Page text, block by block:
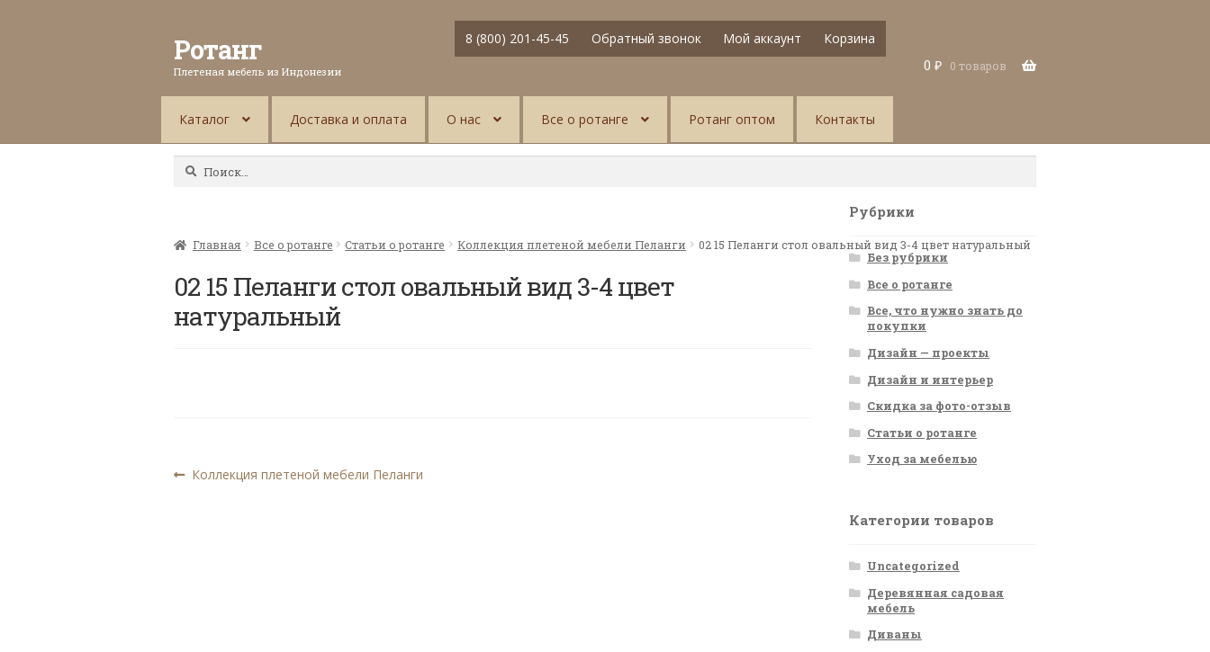
Ротанг
Плетеная мебель из Индонезии
8 (800) 201-45-45 Обратный звонок Мой аккаунт
Корзина
0 ₽ 0 товаров
Каталог Доставка и оплата О нас Все о ротанге Ротанг оптом Контакты
Найти:
Главная Все о ротанге Статьи о ротанге Коллекция плетеной мебели Пеланги 02 15 Пеланги стол овальный вид 3-4 цвет натуральный
02 15 Пеланги стол овальный вид 3-4 цвет
натуральный
Навигация
Предыдущая
Коллекция плетеной мебели Пеланги
Рубрики
Без рубрики
Все о ротанге
Все, что нужно знать до
покупки
Дизайн — проекты
Дизайн и интерьер
Скидка за фото-отзыв
Статьи о ротанге
Уход за мебелью
Категории товаров
Uncategorized
Деревянная садовая
мебель
Диваны